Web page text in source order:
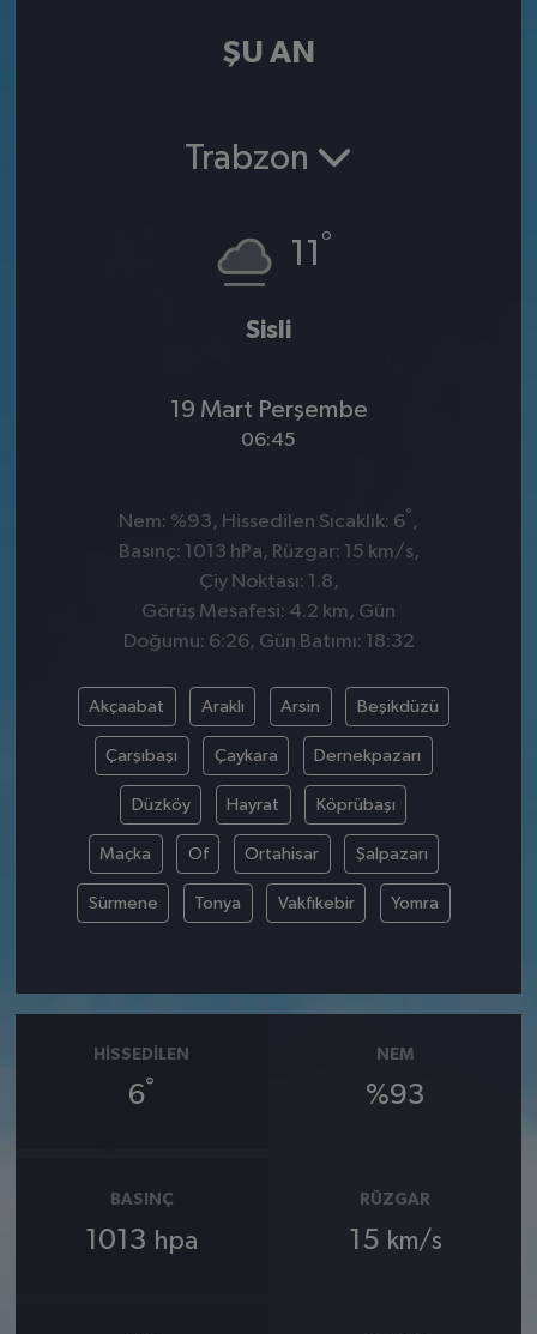
ŞU AN
Trabzon
11 °
Sisli
19 Mart Perşembe
06:45
Nem: %93, Hissedilen Sıcaklık: 6° ,
Basınç: 1013 hPa, Rüzgar: 15 km/s,
Çiy Noktası: 1.8,
Görüş Mesafesi: 4.2 km, Gün
Doğumu: 6:26, Gün Batımı: 18:32
Akçaabat Araklı Arsin Beşikdüzü
Çarşıbaşı Çaykara Dernekpazarı
Düzköy Hayrat Köprübaşı
Maçka Of Ortahisar Şalpazarı
Sürmene Tonya Vakfıkebir Yomra
HISSEDILEN
6°
NEM
%93
BASINÇ
1013 hpa
RÜZGAR
15 km/s